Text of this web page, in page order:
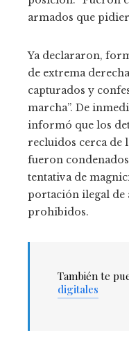
armados que
Ya declararon,
de extrema
capturados y
marcha”. De
informó que los
recluidos cerca de
fueron
tentativa de
portación ilegal de
prohibidos.
También te
digitales